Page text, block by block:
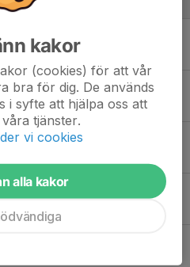
kakor
(cookies) för att vår
bra för dig. De används
i syfte att hjälpa oss att
tjänster.
vi cookies
alla kakor